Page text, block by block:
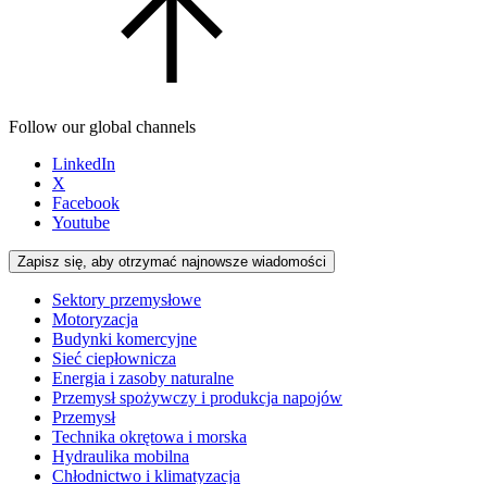
Follow our global channels
LinkedIn
X
Facebook
Youtube
Zapisz się, aby otrzymać najnowsze wiadomości
Sektory przemysłowe
Motoryzacja
Budynki komercyjne
Sieć ciepłownicza
Energia i zasoby naturalne
Przemysł spożywczy i produkcja napojów
Przemysł
Technika okrętowa i morska
Hydraulika mobilna
Chłodnictwo i klimatyzacja